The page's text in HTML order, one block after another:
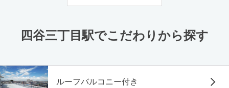
四谷三丁目駅でこだわりから探す
ルーフバルコニー付き